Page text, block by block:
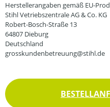
Herstellerangaben gemäß EU-
Stihl Vetriebszentrale AG & Co. KG
Robert-Bosch-Straße 13
64807 Dieburg
Deutschland
grosskundenbetreuung@stihl.de